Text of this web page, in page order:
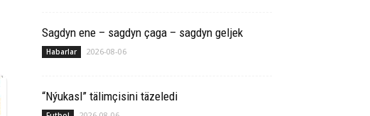
Sagdyn ene – sagdyn çaga – sagdyn geljek
Habarlar 2026-08-06
“Nýukasl” tälimçisini täzeledi